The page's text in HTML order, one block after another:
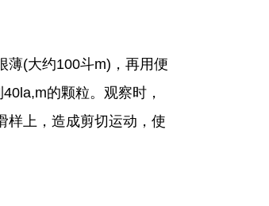
(大约100斗m)，再用便
的颗粒。观察时，
样上，造成剪切运动，使